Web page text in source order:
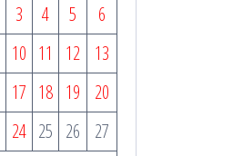
3 4 5
6
10 11 12
13
17 18 19
20
24 25 26
27